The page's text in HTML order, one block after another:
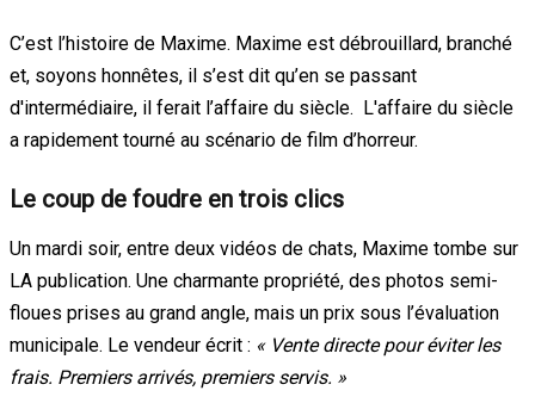
C’est l’histoire de Maxime. Maxime est débrouillard, branché
et, soyons honnêtes, il s’est dit qu’en se passant
d'intermédiaire, il ferait l’affaire du siècle. L'affaire du siècle
a rapidement tourné au scénario de film d’horreur.
Le coup de foudre en trois clics
Un mardi soir, entre deux vidéos de chats, Maxime tombe sur
LA publication. Une charmante propriété, des photos semi-
floues prises au grand angle, mais un prix sous l’évaluation
municipale. Le vendeur écrit : « Vente directe pour éviter les
frais. Premiers arrivés, premiers servis. »